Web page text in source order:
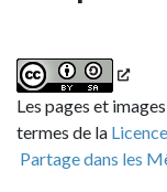
Les pages et
termes de la
Partage dans les